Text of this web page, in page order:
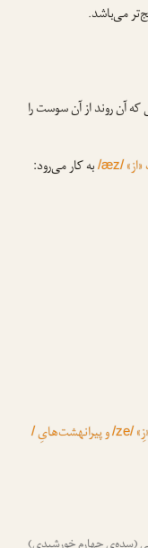
می‌باشد.
آن روند از آن سوست را
/æz/به کار می‌رود:
/ze/و پیرانهشت‌هایِ/